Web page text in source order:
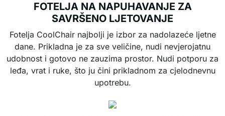
FOTELJA NA NAPUHAVANJE ZA
SAVRŠENO LJETOVANJE
Fotelja CoolChair najbolji je izbor za nadolazeće ljetne
dane. Prikladna je za sve veličine, nudi nevjerojatnu
udobnost i gotovo ne zauzima prostor. Nudi potporu za
leđa, vrat i ruke, što ju čini prikladnom za cjelodnevnu
upotrebu.